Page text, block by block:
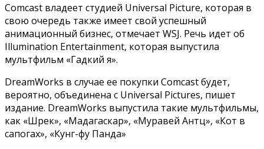
Comcast владеет студией Universal Picture, которая в
свою очередь также имеет свой успешный
анимационный бизнес, отмечает WSJ. Речь идет об
Illumination Entertainment, которая выпустила
мультфильм «Гадкий я».
DreamWorks в случае ее покупки Comcast будет,
вероятно, объединена с Universal Pictures, пишет
издание. DreamWorks выпустила такие мультфильмы,
как «Шрек», «Мадагаскар», «Муравей Антц», «Кот в
сапогах», «Кунг-фу Панда»